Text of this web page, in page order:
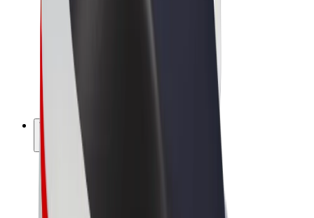
Bolt Food
Bolt Drive
Bolt for Business
E-kola
Bolt Plus
Vydělávejte s Boltem
Řidiči
Výdělky řidiče
Kurýři